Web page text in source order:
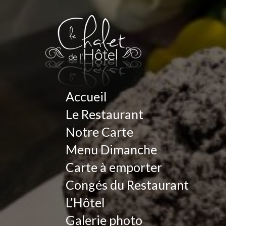
Accueil
Le Restaurant
Notre Carte
Menu Dimanche
Carte à emporter
Congés du Restaurant
L’Hôtel
Galerie photo